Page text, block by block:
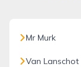
Mr Murk
Van Lanschot